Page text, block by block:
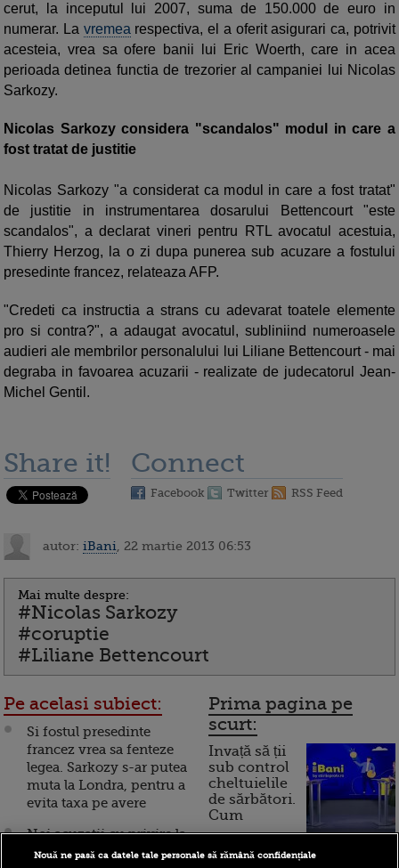
cerut, la inceputul lui 2007, suma de 150.000 de euro in
numerar. La vremea respectiva, el a oferit asigurari ca, potrivit
acesteia, vrea sa ofere banii lui Eric Woerth, care in acea
perioada detinea functia de trezorier al campaniei lui Nicolas
Sarkozy.
Nicolas Sarkozy considera "scandalos" modul in care a
fost tratat de justitie
Nicolas Sarkozy "a considerat ca modul in care a fost tratat"
de justitie in instrumentarea dosarului Bettencourt "este
scandalos", a declarat vineri pentru RTL avocatul acestuia,
Thierry Herzog, la o zi dupa punerea sub acuzare a fostului
presedinte francez, relateaza AFP.
"Credeti ca instructia a strans cu adevarat toatele elemente
pro si contra?", a adaugat avocatul, subliniind numeroasele
audieri ale membrilor personalului lui Liliane Bettencourt - mai
degraba in favoarea acuzarii - realizate de judecatorul Jean-
Michel Gentil.
Share it! Connect
Facebook Twitter RSS Feed
autor: iBani , 22 martie 2013 06:53
Mai multe despre:
#Nicolas Sarkozy
#coruptie
#Liliane Bettencourt
Pe acelasi subiect:
Si fostul presedinte
francez vrea sa fenteze
legea. Sarkozy s-ar putea
muta la Londra, pentru a
evita taxa pe avere
Noi acuzatii cu privire la
o finantare a campaniei
Prima pagina pe
scurt:
Invață să ții
sub control
cheltuielile
de sărbători.
Cum
funcționează cardul de
Nouă ne pasă ca datele tale personale să rămână confidențiale